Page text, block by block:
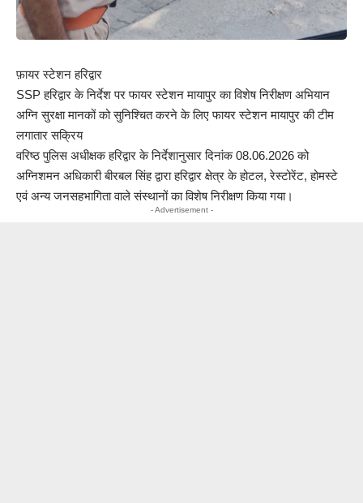
फ़ायर स्टेशन हरिद्वार
SSP हरिद्वार के निर्देश पर फायर स्टेशन मायापुर का विशेष निरीक्षण अभियान
अग्नि सुरक्षा मानकों को सुनिश्चित करने के लिए फायर स्टेशन मायापुर की टीम
लगातार सक्रिय
वरिष्ठ पुलिस अधीक्षक हरिद्वार के निर्देशानुसार दिनांक 08.06.2026 को
अग्निशमन अधिकारी बीरबल सिंह द्वारा हरिद्वार क्षेत्र के होटल, रेस्टोरेंट, होमस्टे
एवं अन्य जनसहभागिता वाले संस्थानों का विशेष निरीक्षण किया गया।
- Advertisement -